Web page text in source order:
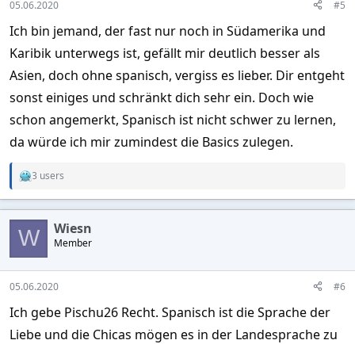
:
05.06.2020 #5
Ich bin jemand, der fast nur noch in Südamerika und
Karibik unterwegs ist, gefällt mir deutlich besser als
Asien, doch ohne spanisch, vergiss es lieber. Dir entgeht
sonst einiges und schränkt dich sehr ein. Doch wie
schon angemerkt, Spanisch ist nicht schwer zu lernen,
da würde ich mir zumindest die Basics zulegen.
R
c
t
o
n
s
:
3 users
W Wiesn
Member
05.06.2020 #6
Ich gebe Pischu26 Recht. Spanisch ist die Sprache der
Liebe und die Chicas mögen es in der Landesprache zu